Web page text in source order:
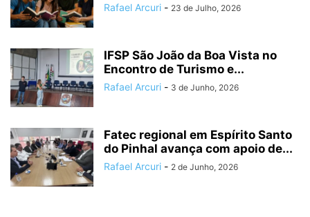
Rafael Arcuri - 23 de Julho, 2026
IFSP São João da Boa Vista no
Encontro de Turismo e...
Rafael Arcuri - 3 de Junho, 2026
Fatec regional em Espírito Santo
do Pinhal avança com apoio de...
Rafael Arcuri - 2 de Junho, 2026